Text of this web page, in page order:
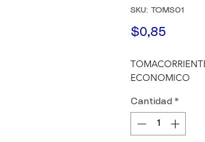
SKU: TOMS01
$0,85
ECONOMICO
Cantidad *